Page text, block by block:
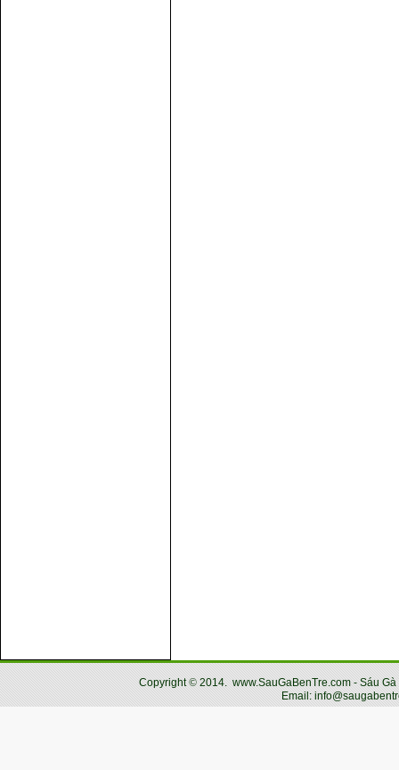
Copyright© 2014. www.SauGaBenTre.com - Sáu
Email: